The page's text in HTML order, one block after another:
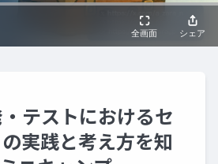
テストにおけるセ
実践と考え方を知